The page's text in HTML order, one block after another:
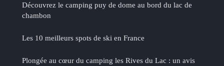
Découvrez le camping puy de dome au bord du lac de
chambon
Les 10 meilleurs spots de ski en France
Plongée au cœur du camping les Rives du Lac : un avis